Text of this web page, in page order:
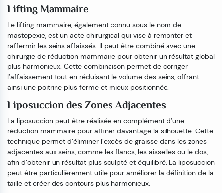
Lifting Mammaire
Le lifting mammaire, également connu sous le nom de
mastopexie, est un acte chirurgical qui vise à remonter et
raffermir les seins affaissés. Il peut être combiné avec une
chirurgie de réduction mammaire pour obtenir un résultat global
plus harmonieux. Cette combinaison permet de corriger
l’affaissement tout en réduisant le volume des seins, offrant
ainsi une poitrine plus ferme et mieux positionnée.
Liposuccion des Zones Adjacentes
La liposuccion peut être réalisée en complément d’une
réduction mammaire pour affiner davantage la silhouette. Cette
technique permet d’éliminer l’excès de graisse dans les zones
adjacentes aux seins, comme les flancs, les aisselles ou le dos,
afin d’obtenir un résultat plus sculpté et équilibré. La liposuccion
peut être particulièrement utile pour améliorer la définition de la
taille et créer des contours plus harmonieux.